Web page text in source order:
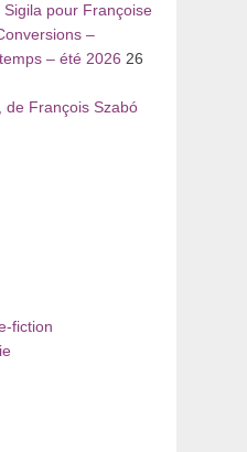
pour Françoise
–
– été 2026 26
de François Szabó
fiction